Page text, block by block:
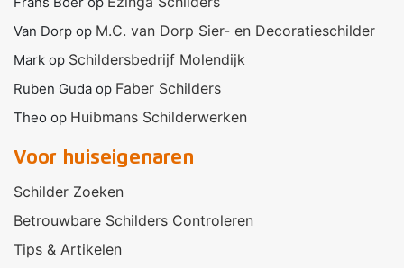
Van Dorp op M.C. van Dorp Sier- en Decoratieschilder
Mark op Schildersbedrijf Molendijk
Ruben Guda op Faber Schilders
Theo op Huibmans Schilderwerken
Voor huiseigenaren
Schilder Zoeken
Betrouwbare Schilders Controleren
Tips & Artikelen